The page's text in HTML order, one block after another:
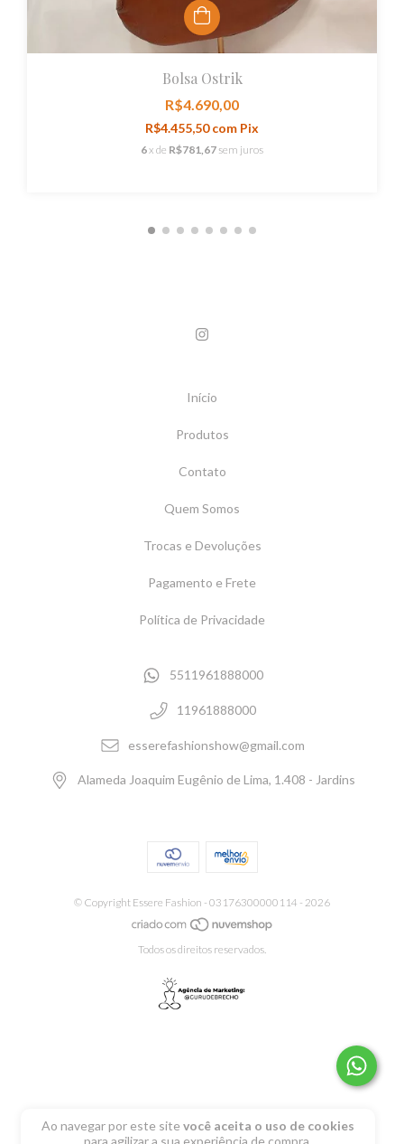
Ao navegar por este sitevocê aceita o uso de cookies
para agilizar a sua experiência de compra.
Bolsa Ostrik
R$4.690,00
R$4.455,50com Pix
6x de R$781,67 sem juros
Início
Produtos
Contato
Quem Somos
Trocas e Devoluções
Pagamento e Frete
Política de Privacidade
5511961888000
11961888000
esserefashionshow@gmail.com
Alameda Joaquim Eugênio de Lima, 1.408 - Jardins
© Copyright Essere Fashion - 03176300000114 - 2026
Todos os direitos reservados.